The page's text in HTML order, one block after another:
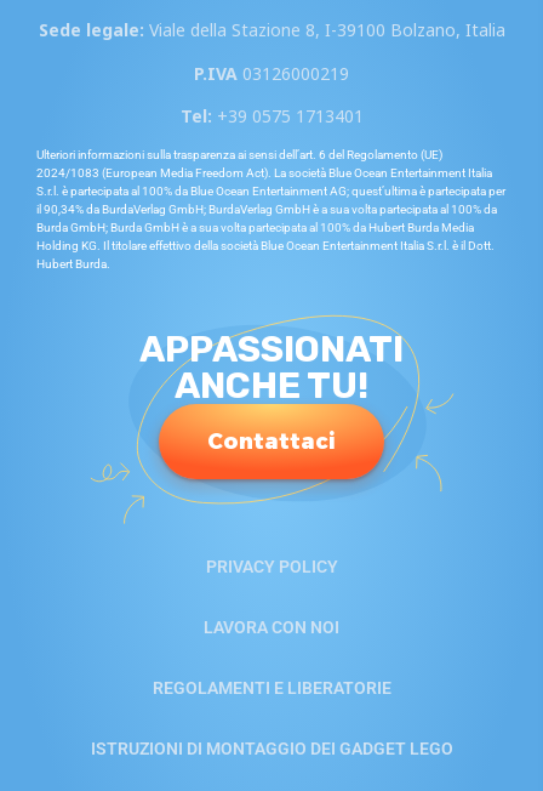
Sede legale: Viale della Stazione 8, I-39100 Bolzano, Italia
P.IVA 03126000219
Tel: +39 0575 1713401
Ulteriori informazioni sulla trasparenza ai sensi dell’art. 6 del Regolamento (UE)
2024/1083 (European Media Freedom Act). La società Blue Ocean Entertainment Italia
S.r.l. è partecipata al 100% da Blue Ocean Entertainment AG; quest’ultima è partecipata per
il 90,34% da BurdaVerlag GmbH; BurdaVerlag GmbH è a sua volta partecipata al 100% da
Burda GmbH; Burda GmbH è a sua volta partecipata al 100% da Hubert Burda Media
Holding KG. Il titolare effettivo della società Blue Ocean Entertainment Italia S.r.l. è il Dott.
Hubert Burda.
APPASSIONATI
ANCHE TU!
Contattaci
PRIVACY POLICY
LAVORA CON NOI
REGOLAMENTI E LIBERATORIE
ISTRUZIONI DI MONTAGGIO DEI GADGET LEGO